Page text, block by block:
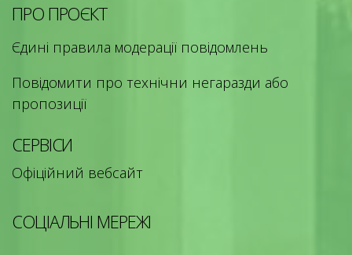
ПРО ПРОЄКТ
Єдині правила модерації повідомлень
Повідомити про технічни негаразди або
пропозиції
СЕРВІСИ
Офіційний вебсайт
СОЦІАЛЬНІ МЕРЕЖІ